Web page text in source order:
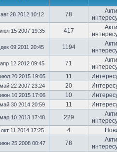
28 2012 10:12 78
15 2007 19:35 417
09 2011 20:45 1194
12 2012 09:45 71
20 2015 19:05 11
22 2007 23:24 20
10 2015 17:06 10
30 2014 20:59 11
10 2013 17:48 229
11 2014 17:25 4
25 2008 00:47 78